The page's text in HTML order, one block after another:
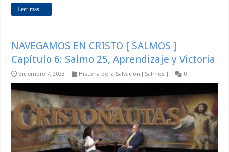
Leer mas ...
NAVEGAMOS EN CRISTO [ SALMOS ]
Capítulo 6: Salmo 25, Aprendizaje y Victoria
diciembre 7, 2023 Historia de la Salvación [ Salmos ] 0